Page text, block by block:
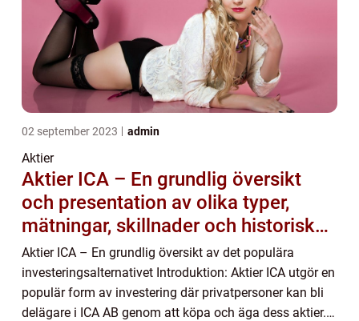
02 september 2023 admin
Aktier
Aktier ICA – En grundlig översikt
och presentation av olika typer,
mätningar, skillnader och historiska
fördelar och nackdelar
Aktier ICA – En grundlig översikt av det populära
investeringsalternativet Introduktion: Aktier ICA utgör en
populär form av investering där privatpersoner kan bli
delägare i ICA AB genom att köpa och äga dess aktier. I